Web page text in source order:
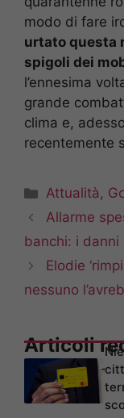
modo di fare
urtato questa
spigoli dei
l’ennesima
grande
clima e,
recentemente
Categorie
Attualità ,
Allarme
banchi: i danni
Elodie
nessuno
Articoli